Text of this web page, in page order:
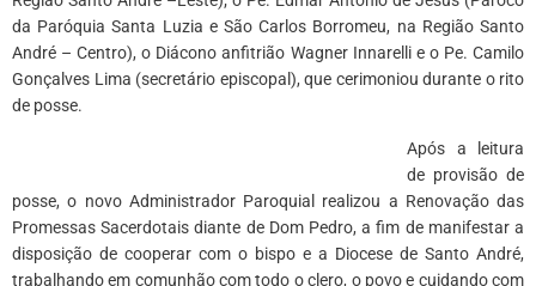
da Paróquia Santa Luzia e São Carlos Borromeu, na Região Santo
André – Centro), o Diácono anfitrião Wagner Innarelli e o Pe. Camilo
Gonçalves Lima (secretário episcopal), que cerimoniou durante o rito
de posse.
Após a leitura
de provisão de
posse, o novo Administrador Paroquial realizou a Renovação das
Promessas Sacerdotais diante de Dom Pedro, a fim de manifestar a
disposição de cooperar com o bispo e a Diocese de Santo André,
trabalhando em comunhão com todo o clero, o povo e cuidando com